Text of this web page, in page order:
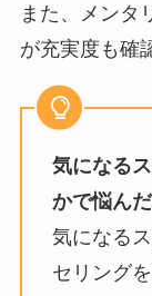
また、メンタ
が充実度も確
気になる
かで悩ん
気になる
セリング